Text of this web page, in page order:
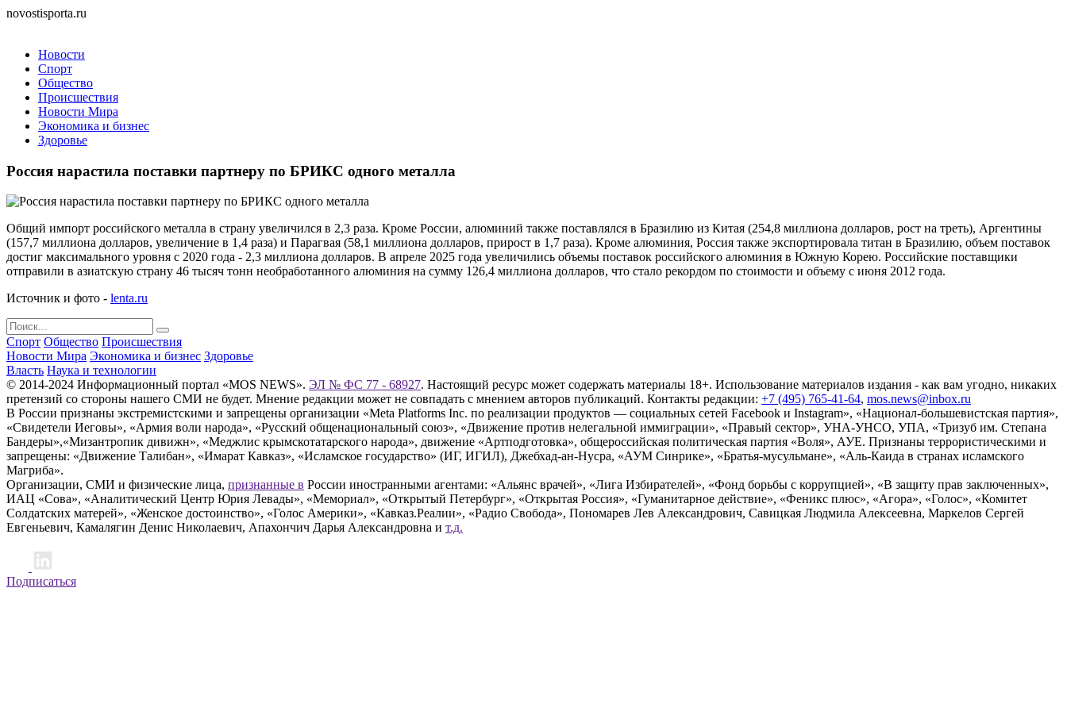
novostisporta.ru
Новости
Спорт
Общество
Происшествия
Новости Мира
Экономика и бизнес
Здоровье
Россия нарастила поставки партнеру по БРИКС одного металла
Общий импорт российского металла в страну увеличился в 2,3 раза. Кроме России, алюминий также поставлялся в Бразилию из Китая (254,8 миллиона долларов, рост на треть), Аргентины
(157,7 миллиона долларов, увеличение в 1,4 раза) и Парагвая (58,1 миллиона долларов, прирост в 1,7 раза). Кроме алюминия, Россия также экспортировала титан в Бразилию, объем поставок
достиг максимального уровня с 2020 года - 2,3 миллиона долларов. В апреле 2025 года увеличились объемы поставок российского алюминия в Южную Корею. Российские поставщики
отправили в азиатскую страну 46 тысяч тонн необработанного алюминия на сумму 126,4 миллиона долларов, что стало рекордом по стоимости и объему с июня 2012 года.
Источник и фото - lenta.ru
Спорт Общество Происшествия
Новости Мира Экономика и бизнес Здоровье
Власть Наука и технологии
© 2014-2024 Информационный портал «MOS NEWS». ЭЛ № ФС 77 - 68927. Настоящий ресурс может содержать материалы 18+. Использование материалов издания - как вам угодно, никаких
претензий со стороны нашего СМИ не будет. Мнение редакции может не совпадать с мнением авторов публикаций. Контакты редакции: +7 (495) 765-41-64, mos.news@inbox.ru
В России признаны экстремистскими и запрещены организации «Meta Platforms Inc. по реализации продуктов — социальных сетей Facebook и Instagram», «Национал-большевистская партия»,
«Свидетели Иеговы», «Армия воли народа», «Русский общенациональный союз», «Движение против нелегальной иммиграции», «Правый сектор», УНА-УНСО, УПА, «Тризуб им. Степана
Бандеры»,«Мизантропик дивижн», «Меджлис крымскотатарского народа», движение «Артподготовка», общероссийская политическая партия «Воля», АУЕ. Признаны террористическими и
запрещены: «Движение Талибан», «Имарат Кавказ», «Исламское государство» (ИГ, ИГИЛ), Джебхад-ан-Нусра, «АУМ Синрике», «Братья-мусульмане», «Аль-Каида в странах исламского
Магриба».
Организации, СМИ и физические лица, признанные в России иностранными агентами: «Альянс врачей», «Лига Избирателей», «Фонд борьбы с коррупцией», «В защиту прав заключенных»,
ИАЦ «Сова», «Аналитический Центр Юрия Левады», «Мемориал», «Открытый Петербург», «Открытая Россия», «Гуманитарное действие», «Феникс плюс», «Агора», «Голос», «Комитет
Солдатских матерей», «Женское достоинство», «Голос Америки», «Кавказ.Реалии», «Радио Свобода», Пономарев Лев Александрович, Савицкая Людмила Алексеевна, Маркелов Сергей
Евгеньевич, Камалягин Денис Николаевич, Апахончич Дарья Александровна и т.д.
Подписаться